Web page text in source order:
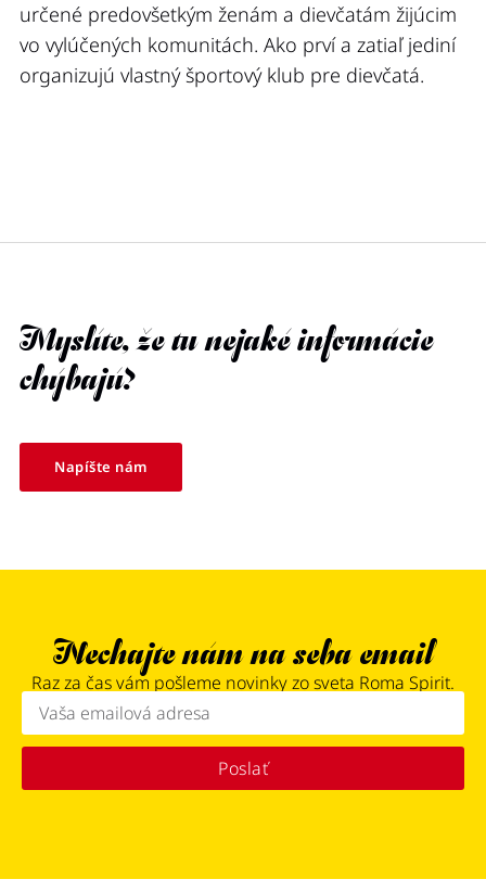
určené predovšetkým ženám a dievčatám žijúcim
vo vylúčených komunitách. Ako prví a zatiaľ jediní
organizujú vlastný športový klub pre dievčatá.
Myslíte, že tu nejaké informácie
chýbajú?
Napíšte nám
Nechajte nám na seba email
Raz za čas vám pošleme novinky zo sveta Roma Spirit.
Poslať